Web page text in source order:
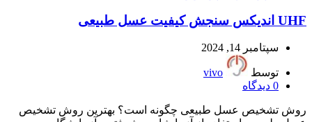
UHF اندیکس سنجش کیفیت عسل طبیعی
سپتامبر 14, 2024
توسط
vivo
0 دیدگاه
روش تشخیص عسل طبیعی چگونه است؟ بهترین روش تشخیص